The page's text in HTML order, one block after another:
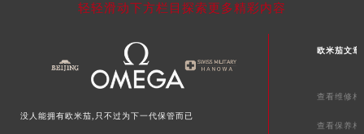
轻轻滑动下方栏目探索更多精彩内容
没人能拥有欧米茄,只不过为下一代保管而已
欧米茄文章
查看维修相
查看保养相